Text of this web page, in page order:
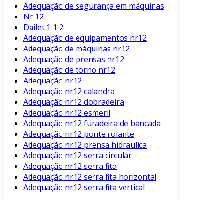
Adequação de segurança em máquinas
Nr 12
Dailet 1 1 2
Adequação de equipamentos nr12
Adequação de máquinas nr12
Adequação de prensas nr12
Adequação de torno nr12
Adequação nr12
Adequação nr12 calandra
Adequação nr12 dobradeira
Adequação nr12 esmeril
Adequação nr12 furadeira de bancada
Adequação nr12 ponte rolante
Adequação nr12 prensa hidraulica
Adequação nr12 serra circular
Adequação nr12 serra fita
Adequação nr12 serra fita horizontal
Adequação nr12 serra fita vertical